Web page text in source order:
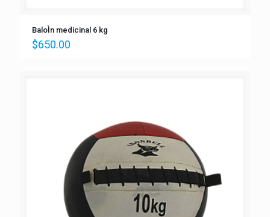
BaloÌn medicinal 6 kg
$650.00